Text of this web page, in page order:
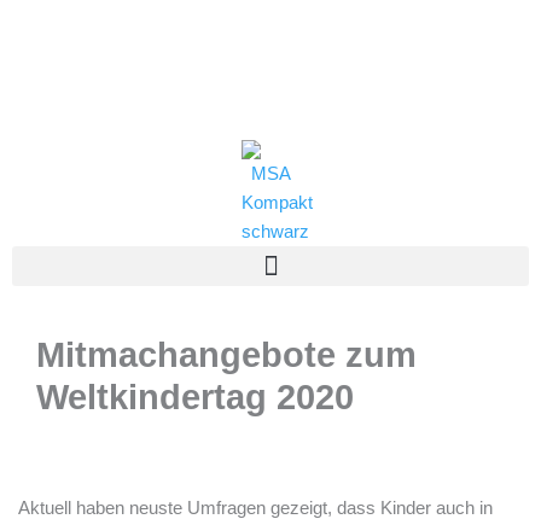
Mitmachangebote zum
Weltkindertag 2020
Aktuell haben neuste Umfragen gezeigt, dass Kinder auch in